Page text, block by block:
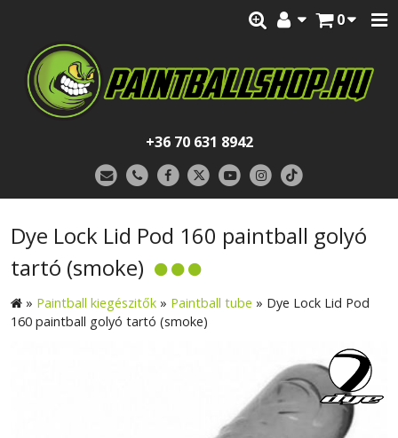
0
+36 70 631 8942
Dye Lock Lid Pod 160 paintball golyó
tartó (smoke)
» Paintball kiegészitők » Paintball tube » Dye Lock Lid Pod
160 paintball golyó tartó (smoke)